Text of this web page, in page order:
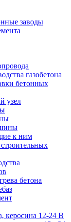
заводы
газобетона
бетонных
узел
к ним
бетона
керосина 12-24 В